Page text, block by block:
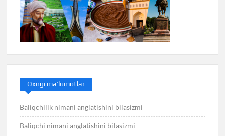
Oxirgi ma’lumotlar
Baliqchilik nimani anglatishini bilasizmi
Baliqchi nimani anglatishini bilasizmi